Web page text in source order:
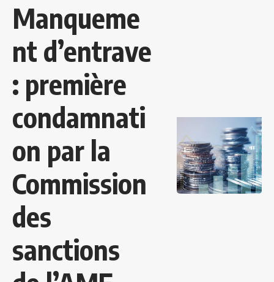
Manqueme
nt d’entrave
: première
condamnati
on par la
Commission
des
sanctions